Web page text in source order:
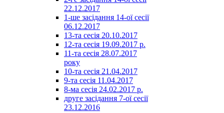
22.12.2017
1-ше засідання 14-ої сесії
06.12.2017
13-та сесія 20.10.2017
12-та сесія 19.09.2017 р.
11-та сесія 28.07.2017
року
10-та сесія 21.04.2017
9-та сесія 11.04.2017
8-ма сесія 24.02.2017 р.
друге засідання 7-ої сесії
23.12.2016